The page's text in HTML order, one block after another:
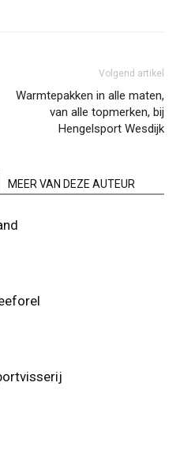
Volgend artikel
Warmtepakken in alle maten,
van alle topmerken, bij
Hengelsport Wesdijk
MEER VAN DEZE AUTEUR